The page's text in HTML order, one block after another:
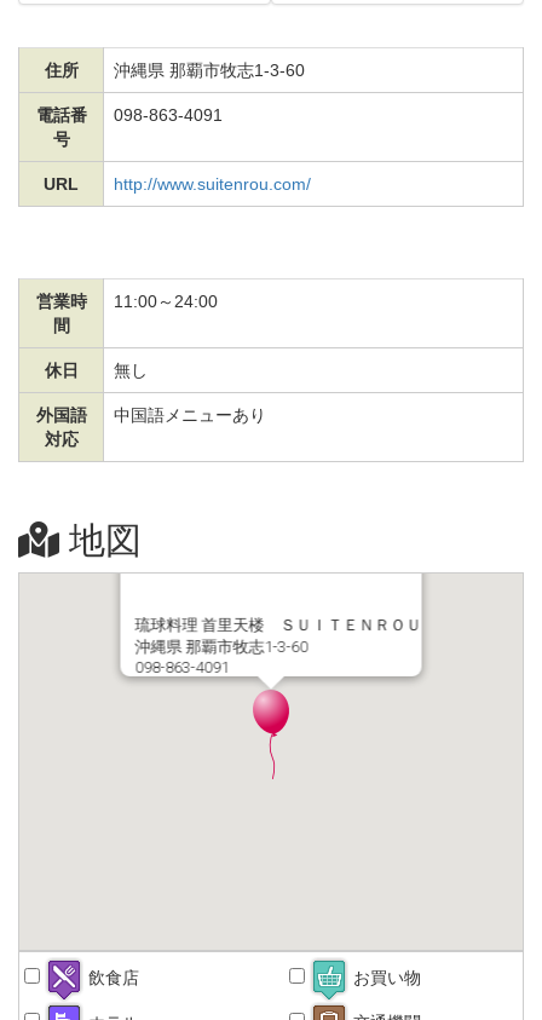
住所 沖縄県 那覇市牧志1-3-60
電話番
号
098-863-4091
URL http://www.suitenrou.com/
営業時
間
11:00～24:00
休日 無し
外国語
対応
中国語メニューあり
地図
琉球料理 首里天楼 ＳＵＩＴＥＮＲＯＵ
沖縄県 那覇市牧志1-3-60
098-863-4091
飲食店 お買い物